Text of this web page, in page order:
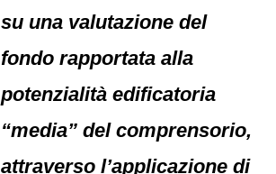
su una valutazione del
fondo rapportata alla
potenzialità edificatoria
“media” del comprensorio,
attraverso l’applicazione di